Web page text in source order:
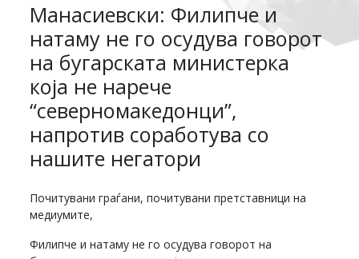
Манасиевски: Филипче и
натаму не го осудува говорот
на бугарската министерка
која не нарече
“северномакедонци”,
напротив соработува со
нашите негатори
Почитувани граѓани, почитувани претставници на
медиумите,
Филипче и натаму не го осудува говорот на